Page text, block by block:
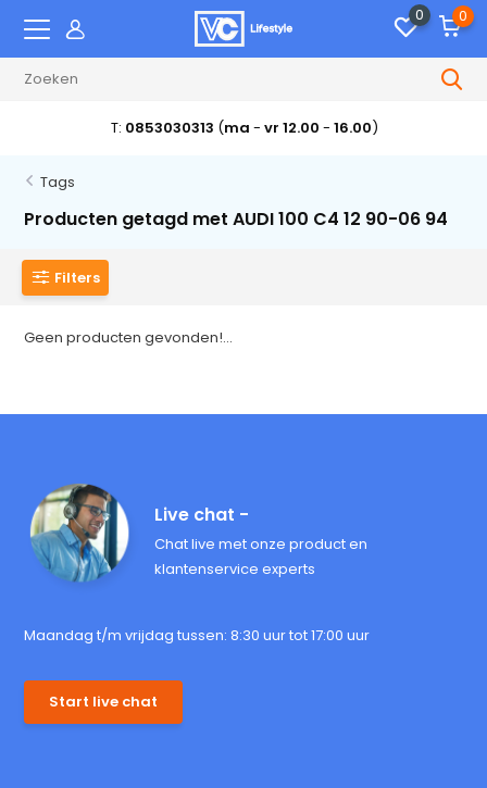
0 0
T: 0853030313 (ma - vr 12.00 - 16.00)
Tags
Producten getagd met AUDI 100 C4 12 90-06 94
Filters
Geen producten gevonden!...
Live chat -
Chat live met onze product en
klantenservice experts
Maandag t/m vrijdag tussen: 8:30 uur tot 17:00 uur
Start live chat